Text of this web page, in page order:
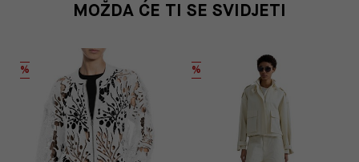
MOŽDA ĆE TI SE SVIDJETI
% %